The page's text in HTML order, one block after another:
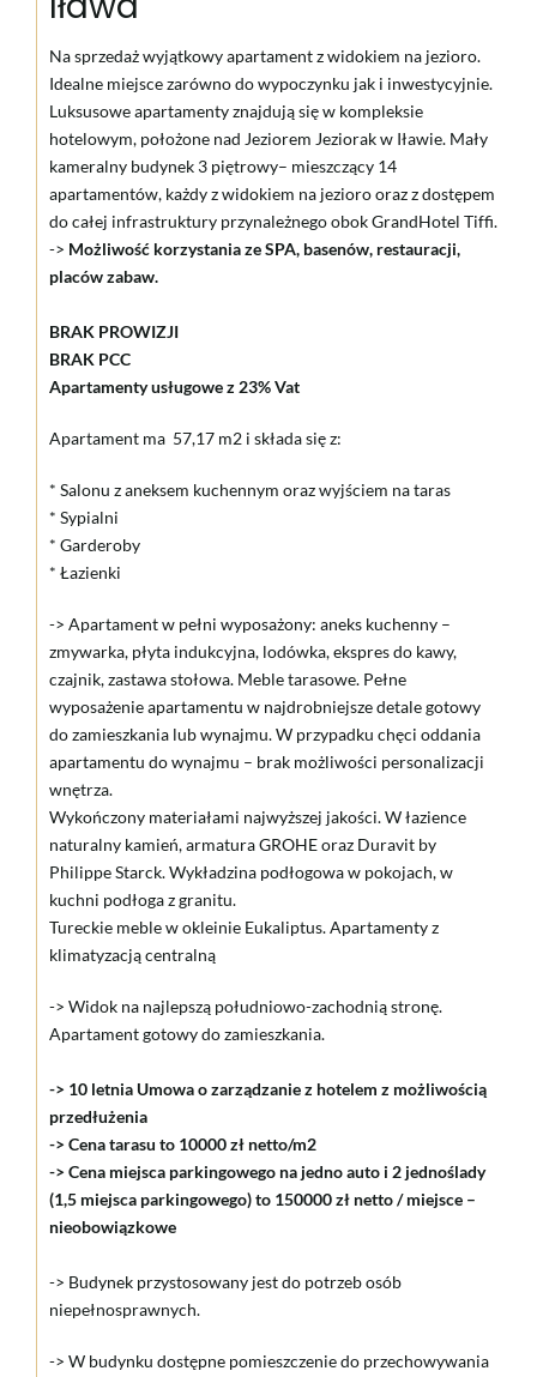
Na sprzedaż wyjątkowy apartament z widokiem na jezioro.
Idealne miejsce zarówno do wypoczynku jak i inwestycyjnie.
Luksusowe apartamenty znajdują się w kompleksie
hotelowym, położone nad Jeziorem Jeziorak w Iławie. Mały
kameralny budynek 3 piętrowy– mieszczący 14
apartamentów, każdy z widokiem na jezioro oraz z dostępem
do całej infrastruktury przynależnego obok GrandHotel Tiffi.
-> Możliwość korzystania ze SPA, basenów, restauracji,
placów zabaw.
BRAK PROWIZJI
BRAK PCC
Apartamenty usługowe z 23% Vat
Apartament ma 57,17 m2 i składa się z:
* Salonu z aneksem kuchennym oraz wyjściem na taras
* Sypialni
* Garderoby
* Łazienki
-> Apartament w pełni wyposażony: aneks kuchenny –
zmywarka, płyta indukcyjna, lodówka, ekspres do kawy,
czajnik, zastawa stołowa. Meble tarasowe. Pełne
wyposażenie apartamentu w najdrobniejsze detale gotowy
do zamieszkania lub wynajmu. W przypadku chęci oddania
apartamentu do wynajmu – brak możliwości personalizacji
wnętrza.
Wykończony materiałami najwyższej jakości. W łazience
naturalny kamień, armatura GROHE oraz Duravit by
Philippe Starck. Wykładzina podłogowa w pokojach, w
kuchni podłoga z granitu.
Tureckie meble w okleinie Eukaliptus. Apartamenty z
klimatyzacją centralną
-> Widok na najlepszą południowo-zachodnią stronę.
Apartament gotowy do zamieszkania.
-> 10 letnia Umowa o zarządzanie z hotelem z możliwością
przedłużenia
-> Cena tarasu to 10000 zł netto/m2
-> Cena miejsca parkingowego na jedno auto i 2 jednoślady
(1,5 miejsca parkingowego) to 150000 zł netto / miejsce –
nieobowiązkowe
-> Budynek przystosowany jest do potrzeb osób
niepełnosprawnych.
-> W budynku dostępne pomieszczenie do przechowywania